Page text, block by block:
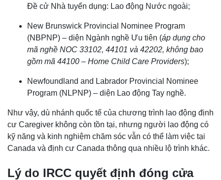
Đề cử Nhà tuyển dụng: Lao động Nước ngoài;
New Brunswick Provincial Nominee Program
(NBPNP) – diện Ngành nghề Ưu tiên (áp dụng cho
mã nghề NOC 33102, 44101 và 42202, không bao
gồm mã 44100 – Home Child Care Providers);
Newfoundland and Labrador Provincial Nominee
Program (NLPNP) – diện Lao động Tay nghề.
Như vậy, dù nhánh quốc tế của chương trình lao động định
cư Caregiver không còn tồn tại, nhưng người lao động có
kỹ năng và kinh nghiệm chăm sóc vẫn có thể làm việc tại
Canada và định cư Canada thông qua nhiều lộ trình khác.
Lý do IRCC quyết định đóng cửa